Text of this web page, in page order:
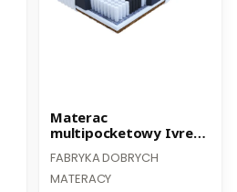
Promocja
Materac
multipocketowy Ivrea
FABRYKA DOBRYCH
MATERACY